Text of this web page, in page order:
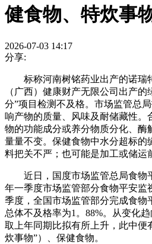
健食物、特炊事
2026-07-03 14:17
分享:
标称河南树铭药业出产的诺瑞
（广西）健康财产无限公司出产
分”项目检测不及格。市场监管总
响产物的质量、风味及耐储藏性。
物的功能成分或养分物质分化、酶
量量不变。保健食物中水分超标的
料把关不严；也可能是加工或储运
近日，国度市场监管总局食物
年一季度市场监管部分食物平安监
季度，全国市场监管部分完成食物
总体不及格率为1。88%。从变化
取上年同期比拟有所上升，此中便
炊事物”）、保健食物。